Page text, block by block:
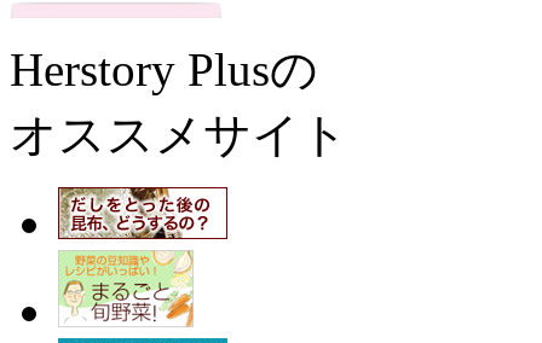
Herstory Plusの
オススメサイト